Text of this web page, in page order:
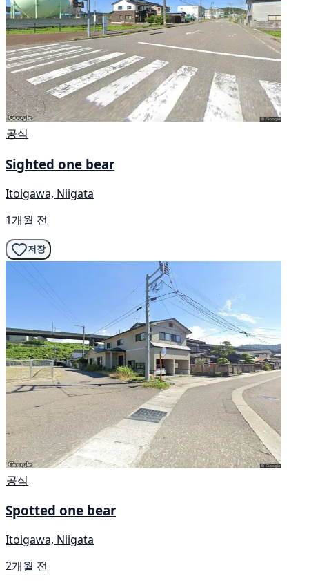
공식
Sighted one bear
Itoigawa, Niigata
1개월 전
저장
공식
Spotted one bear
Itoigawa, Niigata
2개월 전